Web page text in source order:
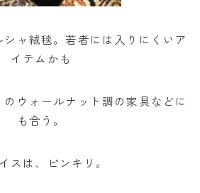
ャ絨毯。若者には入りにくいア
イテムかも
のウォールナット調の家具などに
も合う。
スは、ピンキリ。